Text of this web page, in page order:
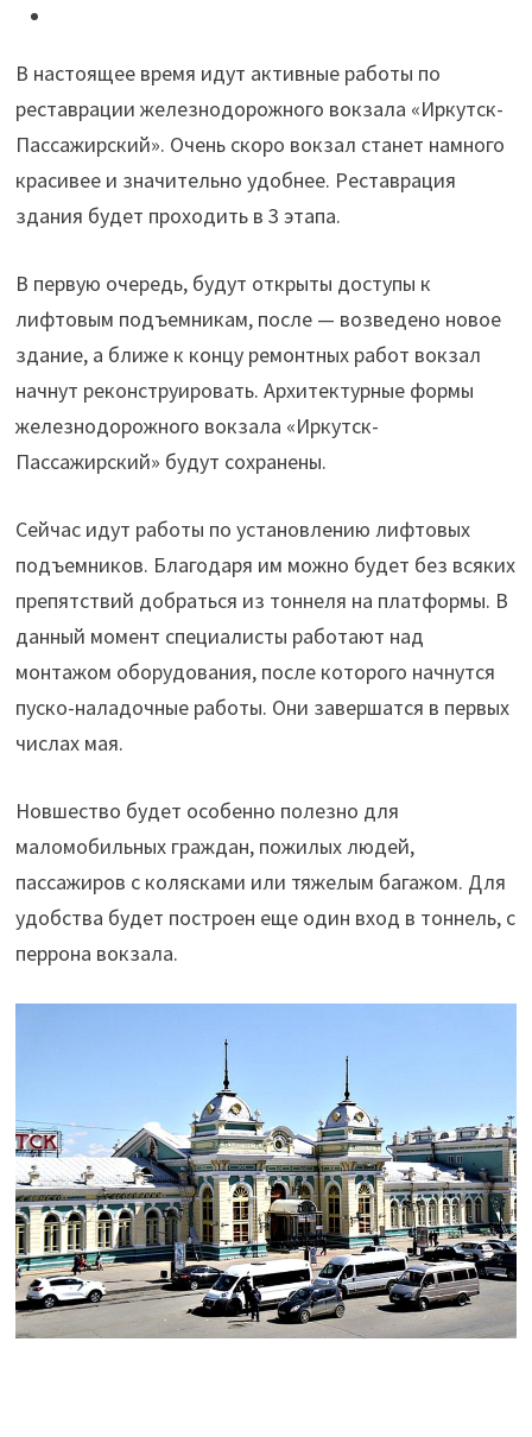
платформы:
вокзале
«Иркутск-
Пассажирский»
устанавливают
лифты"
В настоящее время идут активные работы по
реставрации железнодорожного вокзала «Иркутск-
Пассажирский». Очень скоро вокзал станет намного
красивее и значительно удобнее. Реставрация
здания будет проходить в 3 этапа.
В первую очередь, будут открыты доступы к
лифтовым подъемникам, после — возведено новое
здание, а ближе к концу ремонтных работ вокзал
начнут реконструировать. Архитектурные формы
железнодорожного вокзала «Иркутск-
Пассажирский» будут сохранены.
Сейчас идут работы по установлению лифтовых
подъемников. Благодаря им можно будет без всяких
препятствий добраться из тоннеля на платформы. В
данный момент специалисты работают над
монтажом оборудования, после которого начнутся
пуско-наладочные работы. Они завершатся в первых
числах мая.
Новшество будет особенно полезно для
маломобильных граждан, пожилых людей,
пассажиров с колясками или тяжелым багажом. Для
удобства будет построен еще один вход в тоннель, с
перрона вокзала.